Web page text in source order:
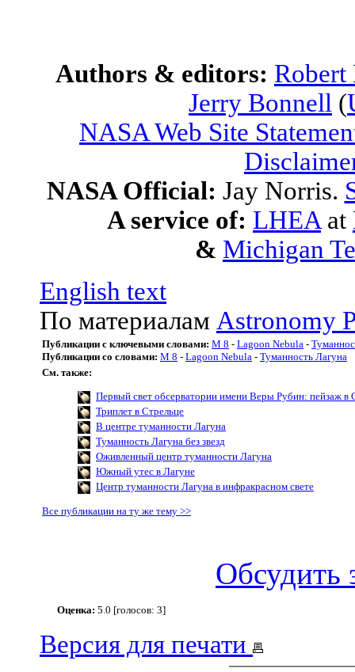
Authors & editors:
Jerry Bonnell (
NASA Web Site
NASA Official: Jay Norris.
A service of: LHEA at
& Michigan
English text
По материалам Astronomy
Публикации с ключевыми словами: M 8 - Lagoon Nebula -
Публикации со словами: M 8 - Lagoon Nebula - Туманность Лагуна
См. также:
Первый свет обсерватории имени Веры Рубин: пейзаж в
Триплет в Стрельце
В центре туманности Лагуна
Туманность Лагуна без звезд
Оживленный центр туманности Лагуна
Южный утес в Лагуне
Центр туманности Лагуна в инфракрасном свете
Все публикации на ту же тему >>
Обсудить
Оценка: 5.0 [голосов: 3]
Версия для печати